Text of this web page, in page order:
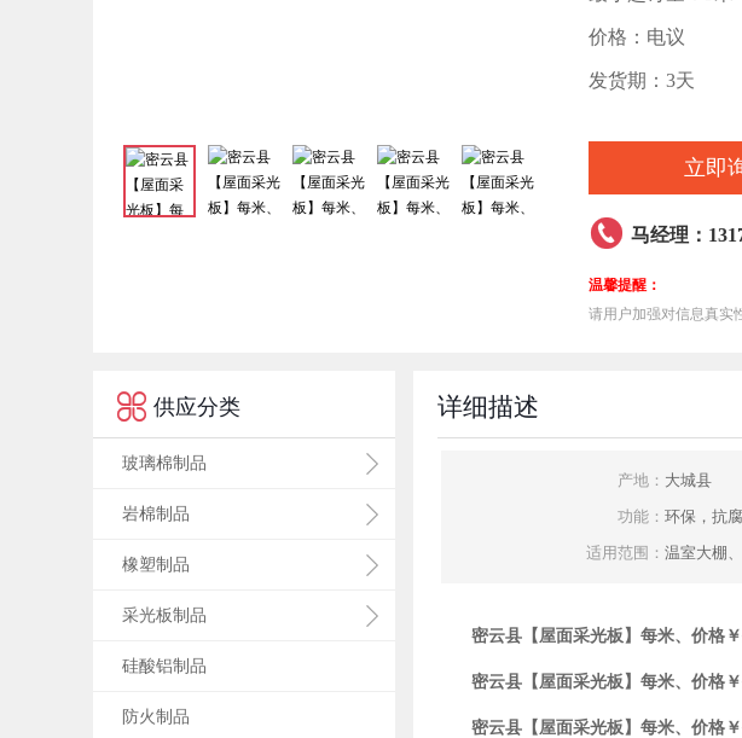
价格：电议
发货期：3天
立即
 马经理：
温馨提醒：
请用户加强对信息真实
详细描述
产地： 大城县
功能： 环保，抗
适用范围： 温室大棚
密云县【屋面采光板】每米、价格
密云县【屋面采光板】每米、价格
密云县【屋面采光板】每米、价格
 供应分类
玻璃棉制品
岩棉制品
橡塑制品
采光板制品
硅酸铝制品
防火制品